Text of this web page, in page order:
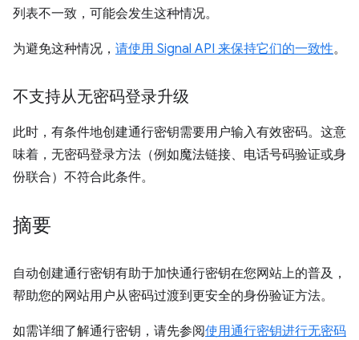
列表不一致，可能会发生这种情况。
为避免这种情况， 请使用 Signal API 来保持它们的一致性。
不支持从无密码登录升级
此时，有条件地创建通行密钥需要用户输入有效密码。这意
味着，无密码登录方法（例如魔法链接、电话号码验证或身
份联合）不符合此条件。
摘要
自动创建通行密钥有助于加快通行密钥在您网站上的普及，
帮助您的网站用户从密码过渡到更安全的身份验证方法。
如需详细了解通行密钥，请先参阅使用通行密钥进行无密码